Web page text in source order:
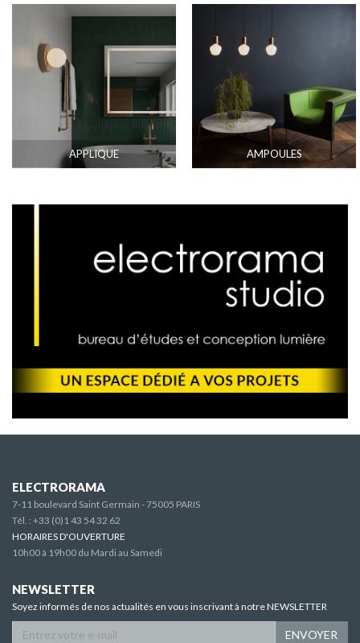
APPLIQUE AMPOULES
ELECTRORAMA
7-11 boulevard Saint Germain - 75005 PARIS
Tél. : +33 (0)1 43 54 32 62
HORAIRES D'OUVERTURE
10h00 à 19h00 du Mardi au Samedi
NEWSLETTER
Soyez informés de nos actualités en vous inscrivant à notre NEWSLETTER
ENVOYER